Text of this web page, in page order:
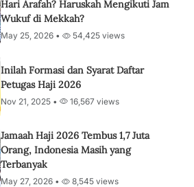
Hari Arafah? Haruskah Mengikuti Jam
Wukuf di Mekkah?
May 25, 2026 • 54,425 views
Inilah Formasi dan Syarat Daftar
Petugas Haji 2026
Nov 21, 2025 • 16,567 views
Jamaah Haji 2026 Tembus 1,7 Juta
Orang, Indonesia Masih yang
Terbanyak
May 27, 2026 • 8,545 views